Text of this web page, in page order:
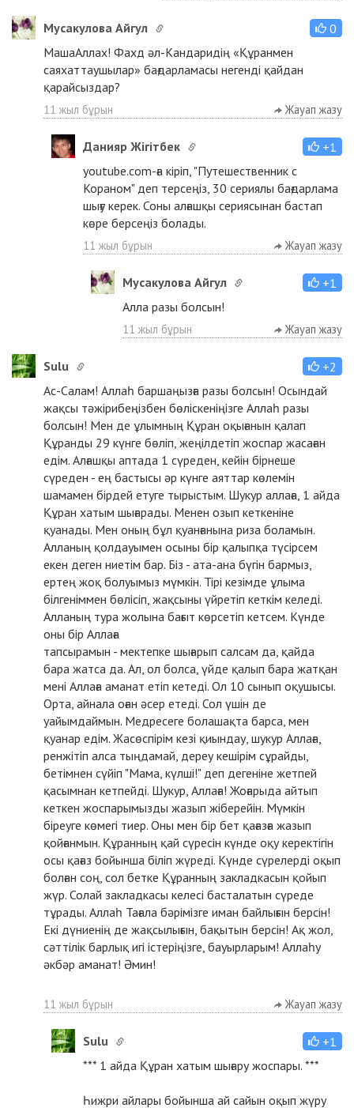
Мусакулова Айгул
0
МашаАллах! Фахд әл-Кандаридің «Құранмен
саяхаттаушылар» бағдарламасы негенді қайдан
қарайсыздар?
11 жыл бұрын Жауап жазу
Данияр Жігітбек
+1
youtube.com-ға кіріп, "Путешественник с
Кораном" деп терсеңіз, 30 сериялы бағдарлама
шығу керек. Соны алғашқы сериясынан бастап
көре берсеңіз болады.
11 жыл бұрын Жауап жазу
Мусакулова Айгул
+1
Алла разы болсын!
11 жыл бұрын Жауап жазу
Sulu
+2
Ас-Салам! Аллаһ баршаңызға разы болсын! Осындай
жақсы тәжірибеңізбен бөліскеніңізге Аллаһ разы
болсын! Мен де ұлымның Құран оқығанын қалап
Құранды 29 күнге бөліп, жеңілдетіп жоспар жасаған
едім. Алғашқы аптада 1 сүреден, кейін бірнеше
сүреден - ең бастысы әр күнге аяттар көлемін
шамамен бірдей етуге тырыстым. Шукур аллаға, 1 айда
Құран хатым шығарады. Менен озып кеткеніне
қуанады. Мен оның бұл қуанғанына риза боламын.
Алланың қолдауымен осыны бір қалыпқа түсірсем
екен деген ниетім бар. Біз - ата-ана бүгін бармыз,
ертең жоқ болуымыз мүмкін. Тірі кезімде ұлыма
білгеніммен бөлісіп, жақсыны үйретіп кеткім келеді.
Алланың тура жолына бағыт көрсетіп кетсем. Күнде
оны бір Аллаға
тапсырамын - мектепке шығарып салсам да, қайда
бара жатса да. Ал, ол болса, үйде қалып бара жатқан
мені Аллаға аманат етіп кетеді. Ол 10 сынып оқушысы.
Орта, айнала оған әсер етеді. Сол үшін де
уайымдаймын. Медресеге болашақта барса, мен
қуанар едім. Жасөспірім кезі қиындау, шукур Аллаға,
ренжітіп алса тыңдамай, дереу кешірім сұрайды,
бетімнен сүйіп "Мама, күлші!" деп дегеніне жетпей
қасымнан кетпейді. Шукур, Аллаға! Жоғарыда айтып
кеткен жоспарымызды жазып жіберейін. Мүмкін
біреуге көмегі тиер. Оны мен бір бет қағазға жазып
қойғанмын. Құранның қай сүресін күнде оқу керектігін
осы қағаз бойынша біліп жүреді. Күнде сүрелерді оқып
болған соң, сол бетке Құранның закладкасын қойып
жүр. Солай закладкасы келесі басталатын сүреде
тұрады. Аллаһ Тағала бәрімізге иман байлығын берсін!
Екі дүниенің де жақсылығын, бақытын берсін! Ақ жол,
сәттілік барлық игі істеріңізге, бауырларым! Аллаһу
әкбәр аманат! Әмин!
11 жыл бұрын Жауап жазу
Sulu
+1
*** 1 айда Құран хатым шығару жоспары. ***
Һижри айлары бойынша ай сайын оқып жүру